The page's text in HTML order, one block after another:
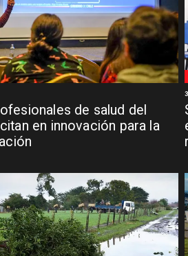
de salud del
en innovación para la